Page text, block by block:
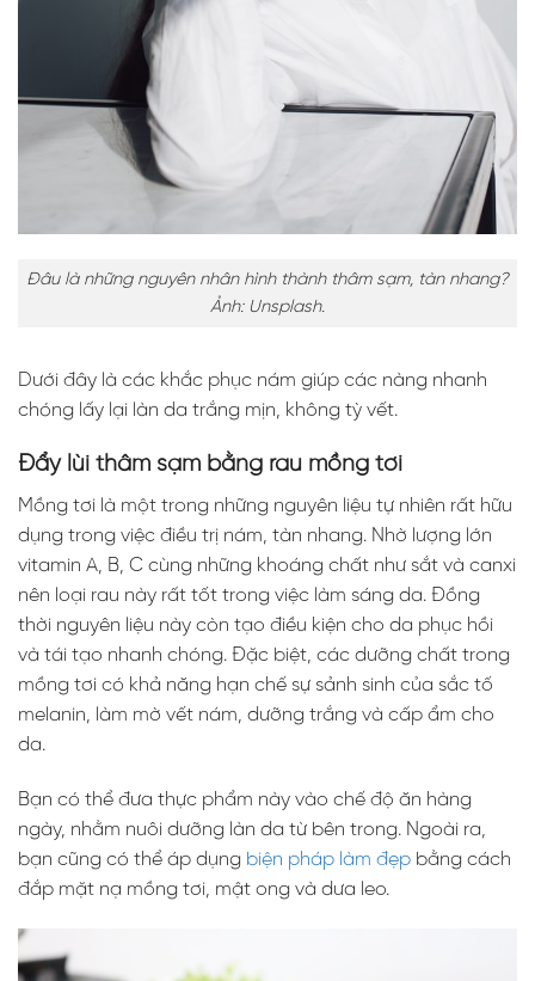
Đâu là những nguyên nhân hình thành thâm sạm, tàn nhang?
Ảnh: Unsplash.
Dưới đây là các khắc phục nám giúp các nàng nhanh
chóng lấy lại làn da trắng mịn, không tỳ vết.
Đẩy lùi thâm sạm bằng rau mồng tơi
Mồng tơi là một trong những nguyên liệu tự nhiên rất hữu
dụng trong việc điều trị nám, tàn nhang. Nhờ lượng lớn
vitamin A, B, C cùng những khoáng chất như sắt và canxi
nên loại rau này rất tốt trong việc làm sáng da. Đồng
thời nguyên liệu này còn tạo điều kiện cho da phục hồi
và tái tạo nhanh chóng. Đặc biệt, các dưỡng chất trong
mồng tơi có khả năng hạn chế sự sảnh sinh của sắc tố
melanin, làm mờ vết nám, dưỡng trắng và cấp ẩm cho
da.
Bạn có thể đưa thực phẩm này vào chế độ ăn hàng
ngày, nhằm nuôi dưỡng làn da từ bên trong. Ngoài ra,
bạn cũng có thể áp dụng biện pháp làm đẹp bằng cách
đắp mặt nạ mồng tơi, mật ong và dưa leo.